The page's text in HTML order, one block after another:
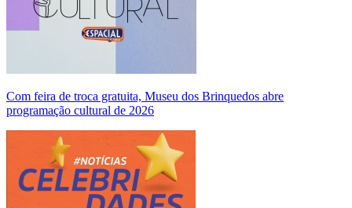
Com feira de troca gratuita, Museu dos Brinquedos abre
programação cultural de 2026